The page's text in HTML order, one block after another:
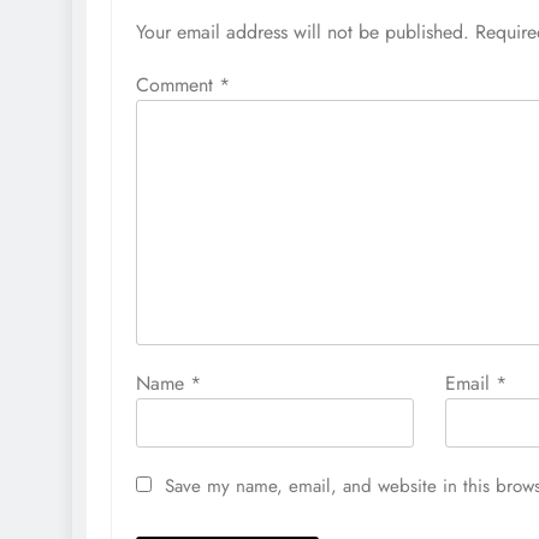
Your email address will not be published.
Comment *
Name * Email *
Save my name, email, and website in this